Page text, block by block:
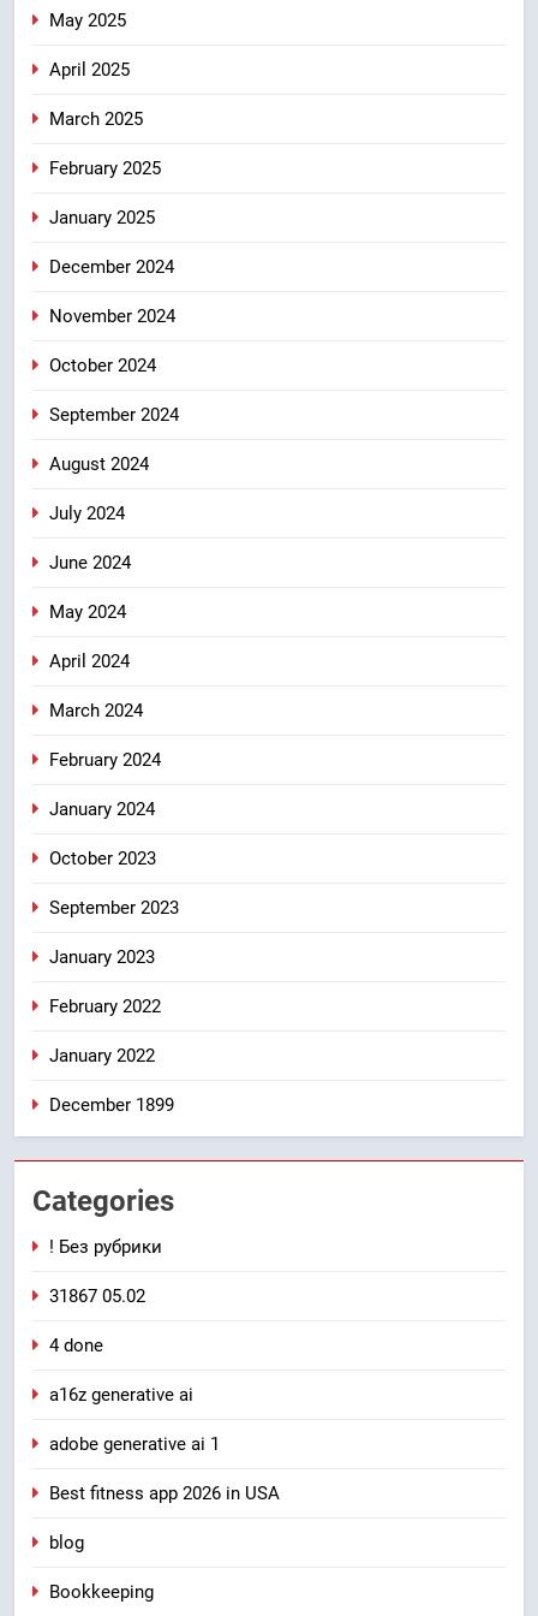
May 2025
April 2025
March 2025
February 2025
January 2025
December 2024
November 2024
October 2024
September 2024
August 2024
July 2024
June 2024
May 2024
April 2024
March 2024
February 2024
January 2024
October 2023
September 2023
January 2023
February 2022
January 2022
December 1899
Categories
! Без рубрики
31867 05.02
4 done
a16z generative ai
adobe generative ai 1
Best fitness app 2026 in USA
blog
Bookkeeping